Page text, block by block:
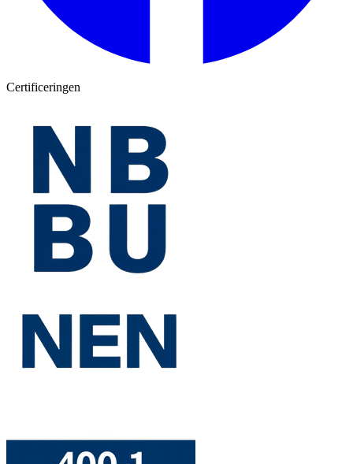
Certificeringen